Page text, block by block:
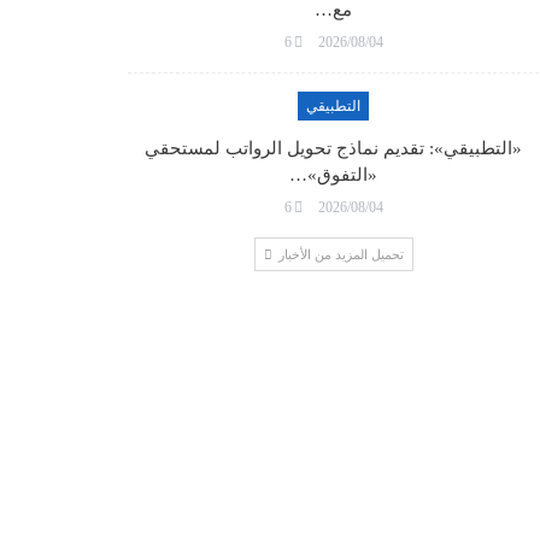
مع…
2026/08/04
6
التطبيقي
«التطبيقي»: تقديم نماذج تحويل الرواتب لمستحقي
«التفوق»…
2026/08/04
6
تحميل المزيد من الأخبار